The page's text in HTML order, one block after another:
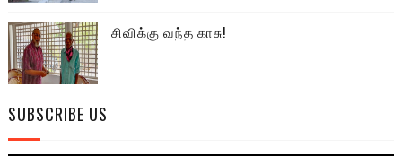
சிவிக்கு வந்த காசு!
SUBSCRIBE US